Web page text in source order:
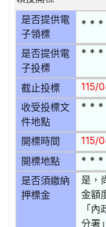
是否提供電
子領標
* * *
是否提供電
子投標
* * *
截止投標 115/
收受投標文
件地點
* * *
開標時間 115/
開標地點 * * *
是否須繳納
押標金
是，
金額
「
分署